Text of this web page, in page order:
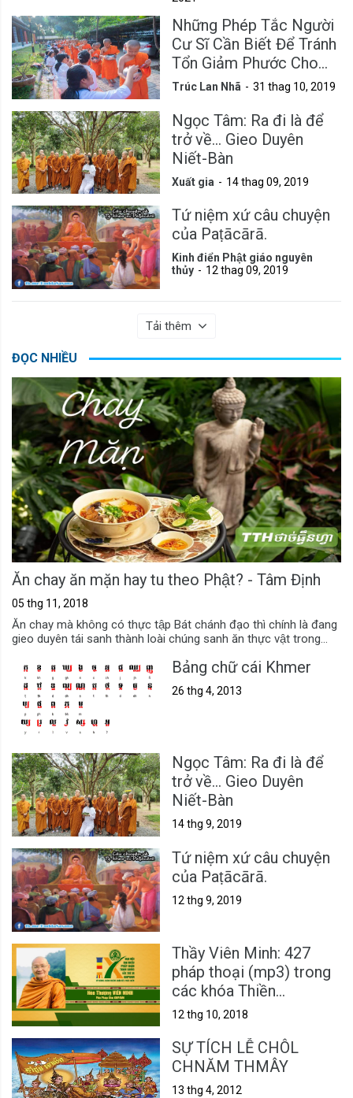
Những Phép Tắc Người
Cư Sĩ Cần Biết Để Tránh
Tổn Giảm Phước Cho
Mình
Trúc Lan Nhã 31 thag 10, 2019
Ngọc Tâm: Ra đi là để
trở về... Gieo Duyên
Niết-Bàn
Xuất gia 14 thag 09, 2019
Tứ niệm xứ câu chuyện
của Paṭācārā.
Kinh điển Phật giáo nguyên
thủy
12 thag 09, 2019
Tải thêm
ĐỌC NHIỀU
Ăn chay ăn mặn hay tu theo Phật? - Tâm Định
05 thg 11, 2018
Ăn chay mà không có thực tập Bát chánh đạo thì chính là đang
gieo duyên tái sanh thành loài chúng sanh ăn thực vật trong...
Bảng chữ cái Khmer
26 thg 4, 2013
Ngọc Tâm: Ra đi là để
trở về... Gieo Duyên
Niết-Bàn
14 thg 9, 2019
Tứ niệm xứ câu chuyện
của Paṭācārā.
12 thg 9, 2019
Thầy Viên Minh: 427
pháp thoại (mp3) trong
các khóa Thiền
Vipassanā & Sách nói
12 thg 10, 2018
SỰ TÍCH LỄ CHÔL
CHNĂM THMÂY
13 thg 4, 2012